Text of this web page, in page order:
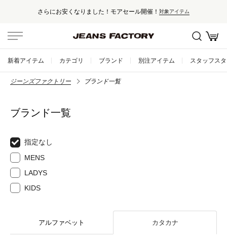
さらにお安くなりました！モアセール開催！ 対象アイテム
新着アイテム カテゴリ ブランド 別注アイテム スタッフス
ジーンズファクトリー ブランド一覧
ブランド一覧
指定なし
MENS
LADYS
KIDS
アルファベット カタカナ